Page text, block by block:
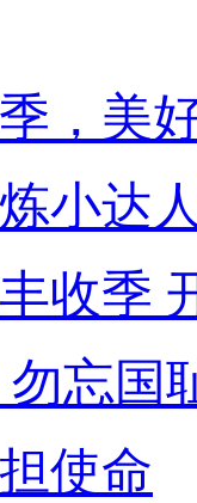
，美
小达
收季
忘国
使命